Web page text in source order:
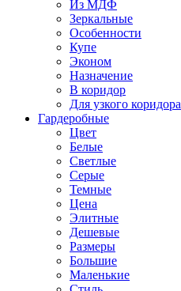
Из МДФ
Зеркальные
Особенности
Купе
Эконом
Назначение
В коридор
Для узкого коридора
Гардеробные
Цвет
Белые
Светлые
Серые
Темные
Цена
Элитные
Дешевые
Размеры
Большие
Маленькие